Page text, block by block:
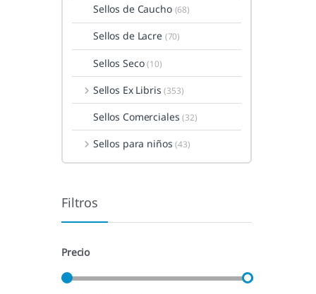
Sellos de Caucho (68)
Sellos de Lacre (70)
Sellos Seco(10)
Sellos Ex Libris(353)
Sellos Comerciales(32)
Sellos para niños(43)
Filtros
Precio